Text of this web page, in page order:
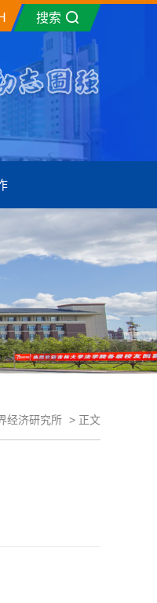
搜索
经济研究所 > 正文